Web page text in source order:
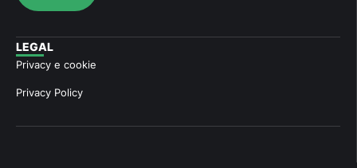
LEGAL
Privacy e cookie
Privacy Policy